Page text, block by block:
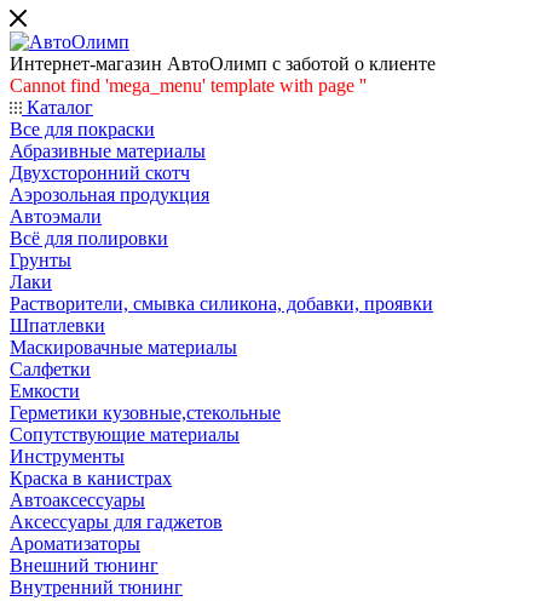
Интернет-магазин АвтоОлимп с заботой о клиенте
Cannot find 'mega_menu' template with page ''
Каталог
Все для покраски
Абразивные материалы
Двухсторонний скотч
Аэрозольная продукция
Автоэмали
Всё для полировки
Грунты
Лаки
Растворители, смывка силикона, добавки, проявки
Шпатлевки
Маскировачные материалы
Салфетки
Емкости
Герметики кузовные,стекольные
Сопутствующие материалы
Инструменты
Краска в канистрах
Автоаксессуары
Аксессуары для гаджетов
Ароматизаторы
Внешний тюнинг
Внутренний тюнинг